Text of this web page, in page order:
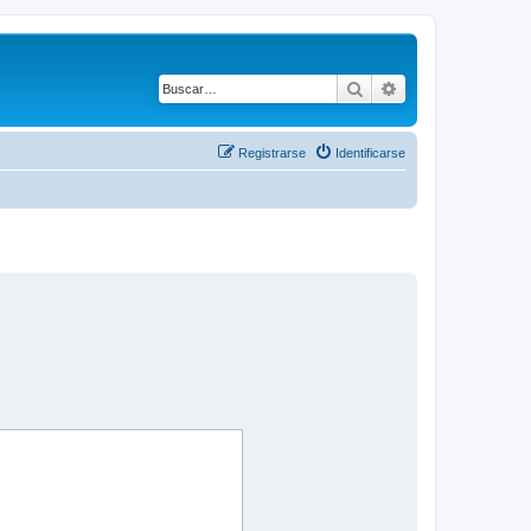
Buscar
Identificarse
Registrarse